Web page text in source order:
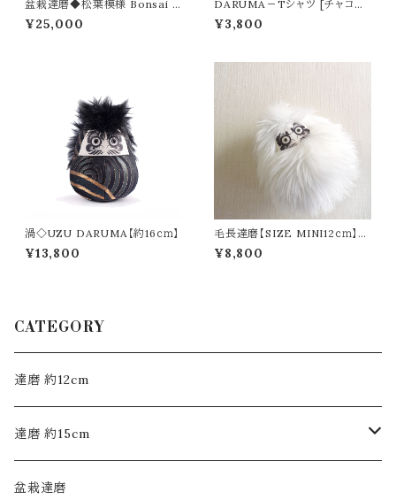
盆栽達磨◆松葉模様 Bonsai D
aruma
¥25,000
DARUMA－Tシャツ [チャコー
ル]
¥3,800
渦◇UZU DARUMA【約16ｃｍ】
¥13,800
毛長達磨【SIZE MINI12ｃｍ】再
販可◇八色
¥8,800
CATEGORY
達磨 約12cm
達磨 約15cm
モヒカン布達磨
盆栽達磨